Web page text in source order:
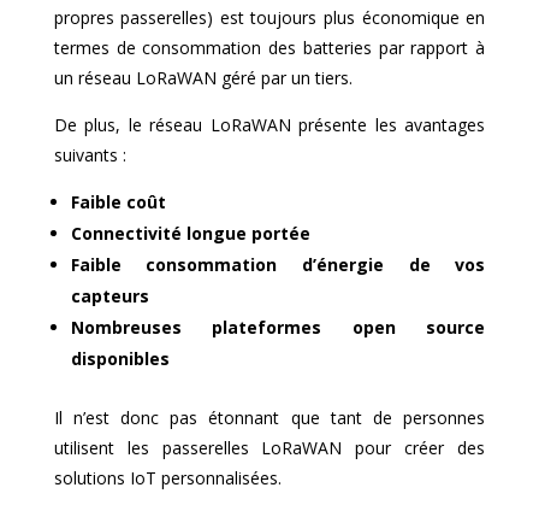
propres passerelles) est toujours plus économique en
termes de consommation des batteries par rapport à
un réseau LoRaWAN géré par un tiers.
De plus, le réseau LoRaWAN présente les avantages
suivants :
Faible coût
Connectivité longue portée
Faible consommation d’énergie de vos
capteurs
Nombreuses plateformes open source
disponibles
Il n’est donc pas étonnant que tant de personnes
utilisent les passerelles LoRaWAN pour créer des
solutions IoT personnalisées.